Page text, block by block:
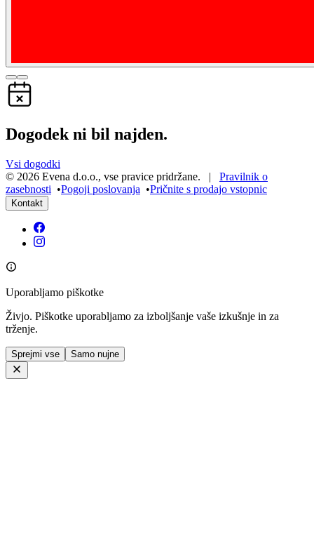
Dogodek ni bil najden.
Vsi dogodki
© 2026 Evena d.o.o., vse pravice pridržane. | Pravilnik o
zasebnosti •Pogoji poslovanja •Pričnite s prodajo vstopnic
Kontakt
Uporabljamo piškotke
Živjo. Piškotke uporabljamo za izboljšanje vaše izkušnje in za
trženje.
Sprejmi vse Samo nujne